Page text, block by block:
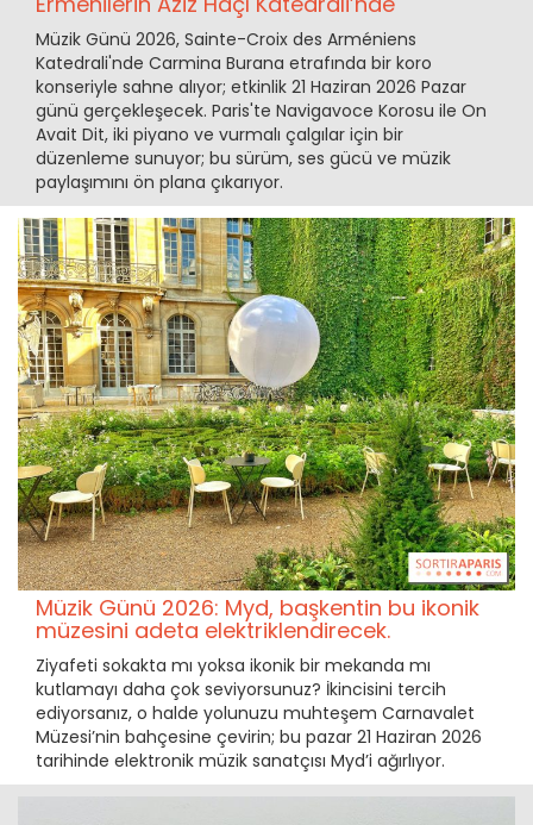
Müzik Günü 2026, Sainte-Croix des Arméniens
Katedrali'nde Carmina Burana etrafında bir koro
konseriyle sahne alıyor; etkinlik 21 Haziran 2026 Pazar
günü gerçekleşecek. Paris'te Navigavoce Korosu ile On
Avait Dit, iki piyano ve vurmalı çalgılar için bir
düzenleme sunuyor; bu sürüm, ses gücü ve müzik
paylaşımını ön plana çıkarıyor.
Müzik Günü 2026: Myd, başkentin bu ikonik
müzesini adeta elektriklendirecek.
Ziyafeti sokakta mı yoksa ikonik bir mekanda mı
kutlamayı daha çok seviyorsunuz? İkincisini tercih
ediyorsanız, o halde yolunuzu muhteşem Carnavalet
Müzesi’nin bahçesine çevirin; bu pazar 21 Haziran 2026
tarihinde elektronik müzik sanatçısı Myd’i ağırlıyor.